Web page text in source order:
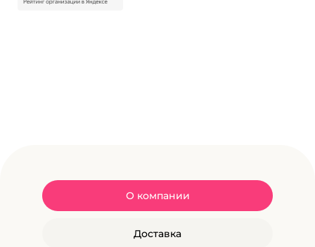
О компании
Доставка